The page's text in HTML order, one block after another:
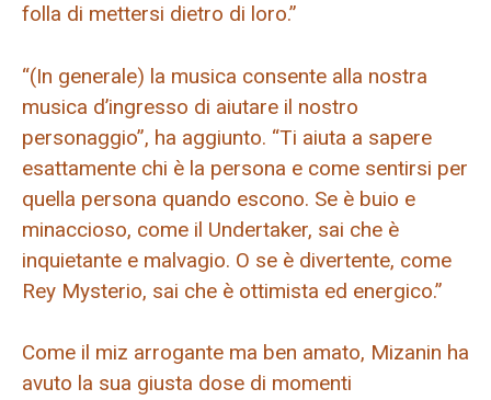
folla di mettersi dietro di loro.”
“(In generale) la musica consente alla nostra
musica d’ingresso di aiutare il nostro
personaggio”, ha aggiunto. “Ti aiuta a sapere
esattamente chi è la persona e come sentirsi per
quella persona quando escono. Se è buio e
minaccioso, come il Undertaker, sai che è
inquietante e malvagio. O se è divertente, come
Rey Mysterio, sai che è ottimista ed energico.”
Come il miz arrogante ma ben amato, Mizanin ha
avuto la sua giusta dose di momenti